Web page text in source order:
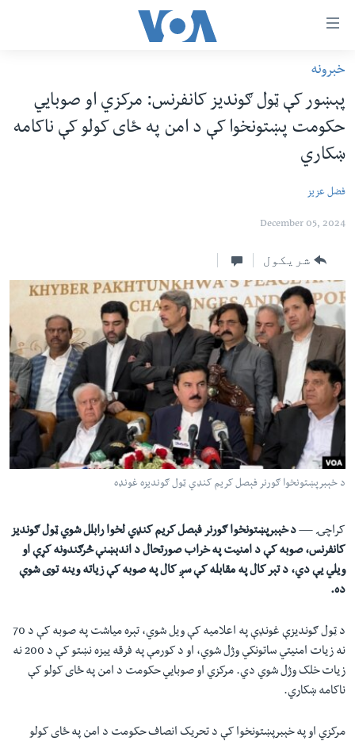
لاس
لینک
وړاندې
مرکزي
دلته
مرکزي
لټون
واوړئ
دلته
مخکې
مرکزي
لټون
واوړئ
د سېمې خبرونه
پښتونخوا
بلوچستان
پاکستان
امریکا
نړۍ
افغانستان
داعش او تندروي
ټې وي
دروغ ریښتیا
اداریه
Learning English
FOLLOW US
ژبې
خبرونه
پېښور کې ټول ګونديز کانفرنس: مرکزي او صوبايي
حکومت پښتونخوا کې د امن په ځای کولو کې ناکامه
ښکاري
فضل عزیز
December 05, 2024
شریکول
د خېبرپښتونخوا ګورنر فېصل کريم کنډي ټول ګونديزه غونډه
کراچۍ —د خېبرپښتونخوا ګورنر فېصل کريم کنډي لخوا رابلل شوي ټول ګونديز
کانفرنس، صوبه کې د امنيت په خراب صورتحال د اندېښنې څرګندونه کړې او
ويلي يې دي، د تېر کال په مقابله کې سږ کال په صوبه کې زياته وينه توی شوې
ده.
د ټول ګونديزې غونډې په اعلاميه کې ويل شوي، تېره مياشت په صوبه کې د 70
نه زيات امنیتي ساتونکي وژل شوي، او د کورمې په فرقه ييزه نښتو کې د 200 نه
زيات خلک وژل شوي دي. مرکزي او صوبايي حکومت د امن په ځای کولو کې
ناکامه ښکاري.
مرکزي او په خېبرپښتونخوا کې د تحریک انصاف حکومت د امن په ځای کولو